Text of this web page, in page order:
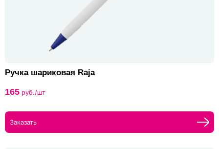
Ручка шариковая Raja
165 руб./шт
Заказать